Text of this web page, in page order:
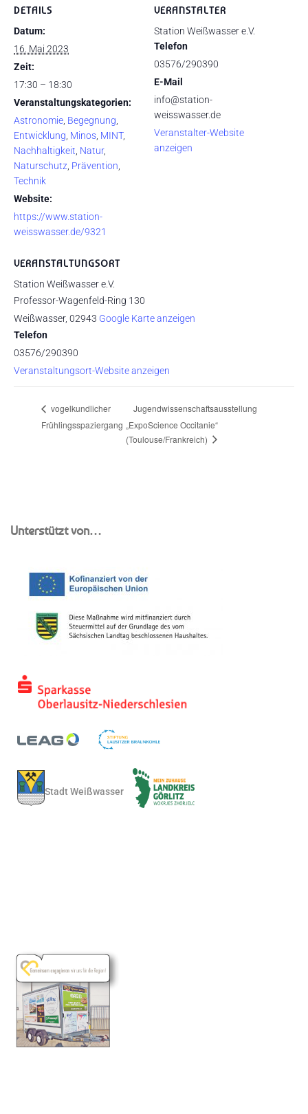
DETAILS
Datum:
16. Mai 2023
Zeit:
17:30 – 18:30
Veranstaltungskategorien:
Astronomie Begegnung
Entwicklung Minos MINT,
Nachhaltigkeit Natur,
Naturschutz Prävention
Technik
Website:
https://www.station-
weisswasser.de/9321
VERANSTALTUNGSORT
Station Weißwasser e.V.
Professor-Wagenfeld-Ring 130
Weißwasser, 02943 Google Karte anzeigen
Telefon
03576/290390
Veranstaltungsort-Website anzeigen
VERANSTALTER
Station Weißwasser e.V.
Telefon
03576/290390
E-Mail
info@station-
weisswasser.de
Veranstalter-Website
anzeigen
vogelkundlicher
Frühlingsspaziergang
Jugendwissenschaftsausstellung
„ExpoScience Occitanie“
(Toulouse/Frankreich)
Unterstützt von…
Stadt Weißwasser